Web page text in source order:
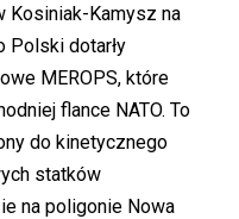
Kosiniak-Kamysz na
Polski dotarły
MEROPS, które
flance NATO. To
do kinetycznego
statków
na poligonie Nowa